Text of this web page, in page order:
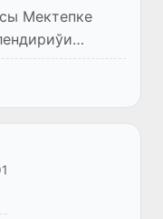
Мектепке
кескин
ш...